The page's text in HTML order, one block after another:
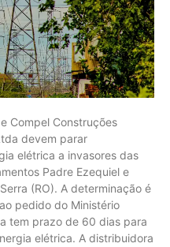
Compel Construções
devem parar
elétrica a invasores das
Padre Ezequiel e
(RO). A determinação é
pedido do Ministério
tem prazo de 60 dias para
elétrica. A distribuidora